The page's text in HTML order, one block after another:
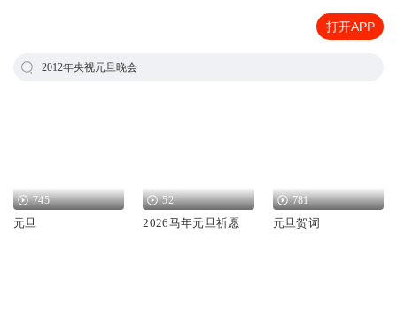
打开APP
2012年央视元旦晚会
745
元旦
52
2026马年元旦祈愿
781
元旦贺词